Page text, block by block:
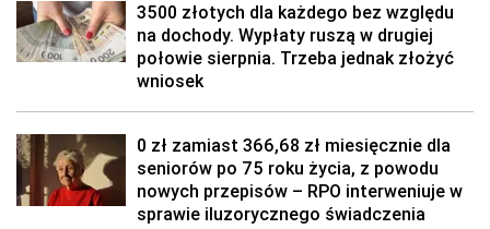
3500 złotych dla każdego bez względu
na dochody. Wypłaty ruszą w drugiej
połowie sierpnia. Trzeba jednak złożyć
wniosek
0 zł zamiast 366,68 zł miesięcznie dla
seniorów po 75 roku życia, z powodu
nowych przepisów – RPO interweniuje w
sprawie iluzorycznego świadczenia